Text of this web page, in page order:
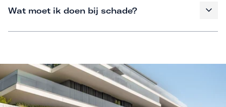
Wat moet ik doen bij schade?